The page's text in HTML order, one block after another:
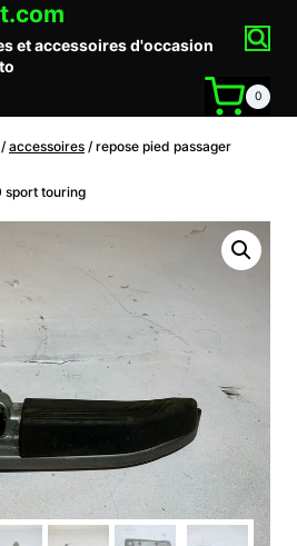
et accessoires d'occasion
0
/ accessoires / repose pied passager
sport touring